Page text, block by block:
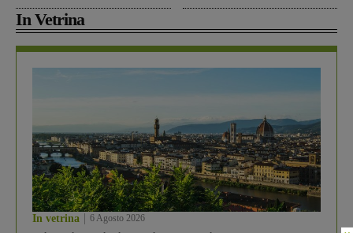
In Vetrina
In vetrina 6 Agosto 2026